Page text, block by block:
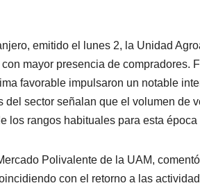
emitido el lunes 2, la Unidad
mayor presencia de compradores.
favorable impulsaron un notable
sector señalan que el volumen de
los rangos habituales para esta época
Polivalente de la UAM,
con el retorno a las